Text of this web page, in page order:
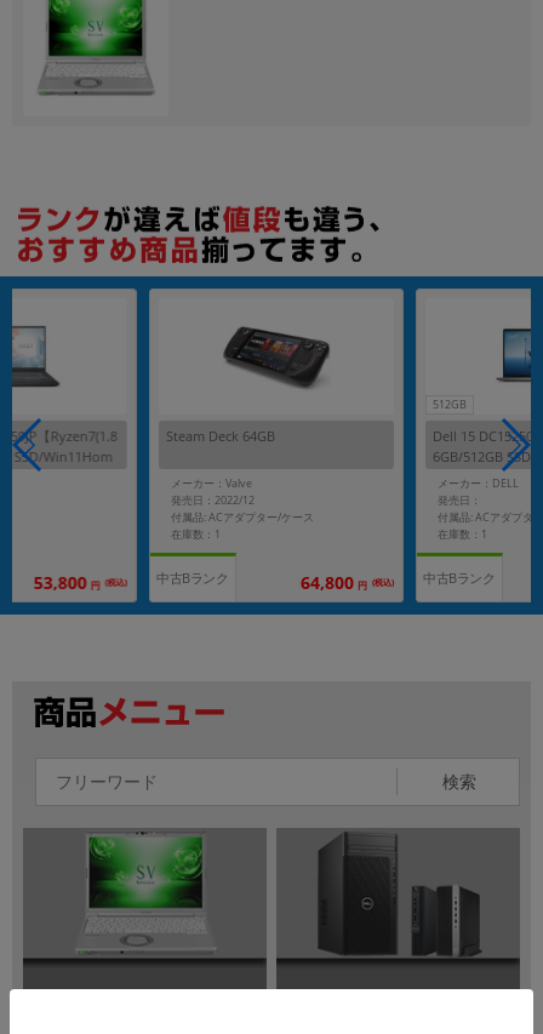
【Ryzen7(1.8
SSD/Win11Hom
53,800 円 (税込)
Steam Deck 64GB
メーカー：Valve
発売日：2022/12
付属品: ACアダプター/ケース
在庫数：1
中古Bランク 64,800 円 (税込)
512GB
Dell 15 DC15250
6GB/512GB SSD/
メーカー：DELL
発売日：
付属品: ACアダプタ
在庫数：1
中古Bランク
検索